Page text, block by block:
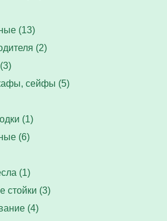
(13)
(2)
сейфы (5)
(1)
(6)
(1)
стойки (3)
(4)